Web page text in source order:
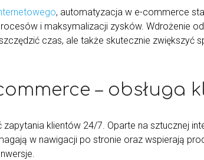
, automatyzacja w e-commerce
i maksymalizacji zysków. Wdrożenie
czas, ale także skutecznie zwiększyć
– obsługa
klientów 24/7. Oparte na sztucznej
w nawigacji po stronie oraz wspierają